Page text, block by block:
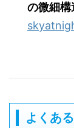
の微細構
よくあ